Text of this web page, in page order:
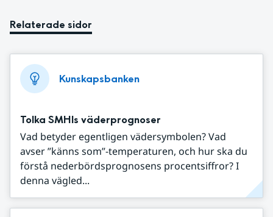
Relaterade sidor
Kunskapsbanken
Tolka SMHIs väderprognoser
Vad betyder egentligen vädersymbolen? Vad
avser ”känns som”-temperaturen, och hur ska du
förstå nederbördsprognosens procentsiffror? I
denna vägled...